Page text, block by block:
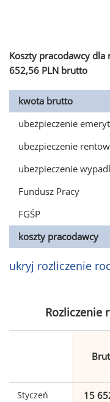
Koszty pracodawcy dla
652,56 PLN brutto
kwota brutto
ubezpieczenie
ubezpieczenie
ubezpieczenie
Fundusz Pracy
FGŚP
koszty pracodawcy
ukryj rozliczenie
Rozliczenie
Styczeń 15